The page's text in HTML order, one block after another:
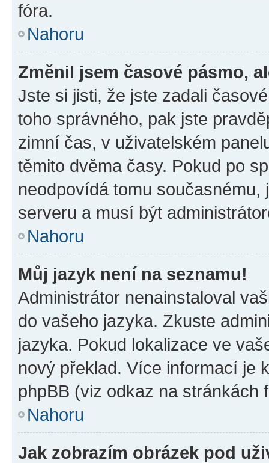
fóra.
Nahoru
Změnil jsem časové pásmo,
Jste si jisti, že jste zadali
toho správného, pak jste
zimní čas, v uživatelském
těmito dvěma časy. Pokud po
neodpovídá tomu
serveru a musí být
Nahoru
Můj jazyk není na seznamu!
Administrátor nenainstaloval
do vašeho jazyka. Zkuste
jazyka. Pokud lokalizace ve
nový překlad. Více informací je
phpBB (viz odkaz na stránkách
Nahoru
Jak zobrazím obrázek pod